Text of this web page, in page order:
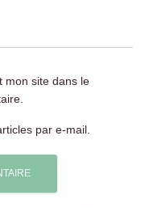
mon site dans le
par e-mail.